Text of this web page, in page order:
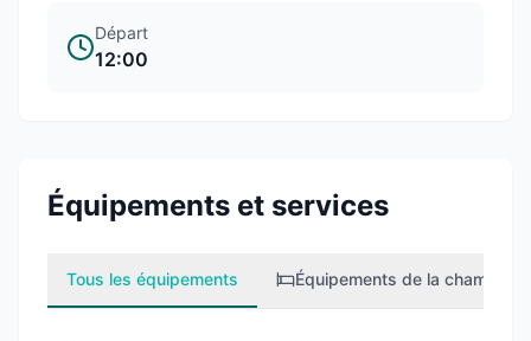
Départ
12:00
Équipements et services
Tous les équipements Équipements de la chambre